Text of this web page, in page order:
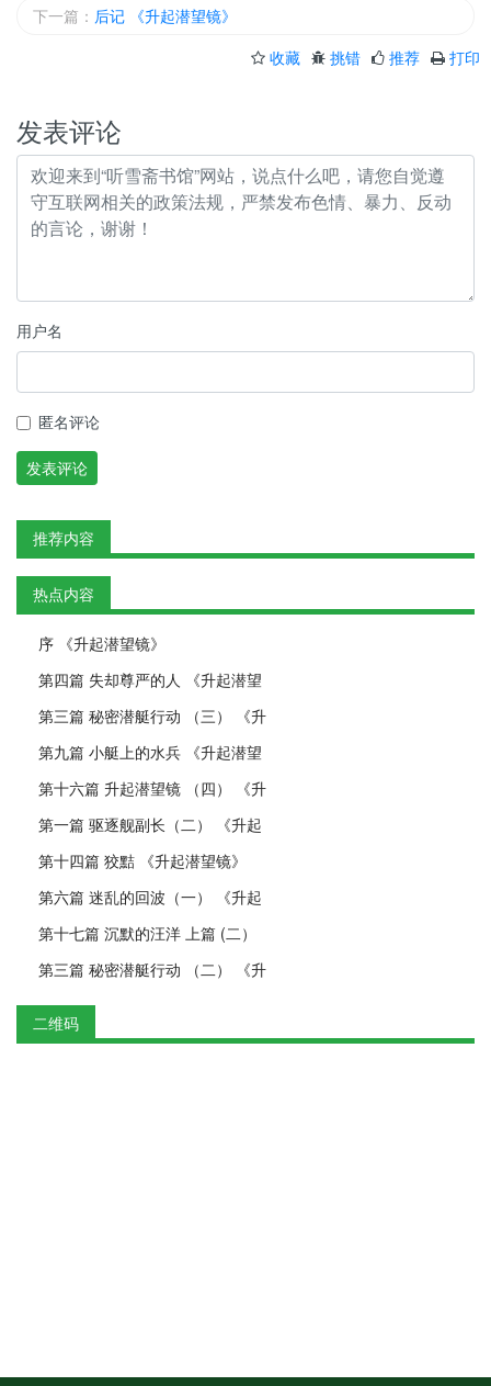
下一篇： 后记 《升起潜望镜》
收藏
挑错 推荐 打印
发表评论
用户名
匿名评论
发表评论
推荐内容
热点内容
序 《升起潜望镜》
第四篇 失却尊严的人 《升起潜望
第三篇 秘密潜艇行动 （三） 《升
第九篇 小艇上的水兵 《升起潜望
第十六篇 升起潜望镜 （四） 《升
第一篇 驱逐舰副长（二） 《升起
第十四篇 狡黠 《升起潜望镜》
第六篇 迷乱的回波（一） 《升起
第十七篇 沉默的汪洋 上篇 (二）
第三篇 秘密潜艇行动 （二） 《升
二维码